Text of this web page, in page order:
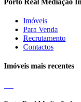
Imóveis
Para Venda
Recrutamento
Contactos
Imóveis mais recentes